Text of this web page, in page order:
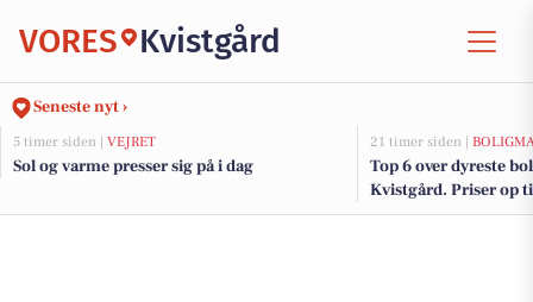
VORES Kvistgård
Seneste nyt ›
5 timer siden | VEJRET
Sol og varme presser sig på i dag
21 timer siden |
Top 6 over dyreste
Kvistgård. Priser op